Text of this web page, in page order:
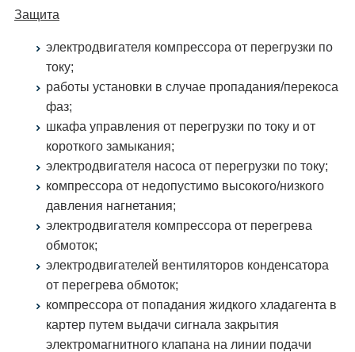
Защита
электродвигателя компрессора от перегрузки по
току;
работы установки в случае пропадания/перекоса
фаз;
шкафа управления от перегрузки по току и от
короткого замыкания;
электродвигателя насоса от перегрузки по току;
компрессора от недопустимо высокого/низкого
давления нагнетания;
электродвигателя компрессора от перегрева
обмоток;
электродвигателей вентиляторов конденсатора
от перегрева обмоток;
компрессора от попадания жидкого хладагента в
картер путем выдачи сигнала закрытия
электромагнитного клапана на линии подачи